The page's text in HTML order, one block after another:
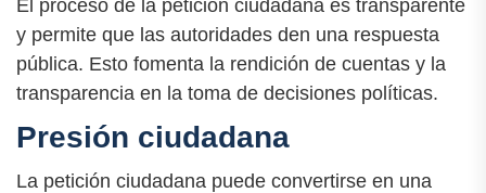
El proceso de la petición ciudadana es transparente
y permite que las autoridades den una respuesta
pública. Esto fomenta la rendición de cuentas y la
transparencia en la toma de decisiones políticas.
Presión ciudadana
La petición ciudadana puede convertirse en una